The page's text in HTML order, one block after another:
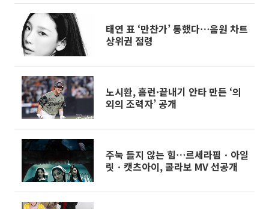
태연 표 ‘만찬가’ 통했다⋯음원 차트
상위권 점령
노시환, 홈런·끝내기 안타 만든 ‘의
외의 조력자’ 공개
주눅 들지 않는 힘⋯르세라핌ㆍ아일
릿ㆍ캣츠아이, 콜라보 MV 선공개